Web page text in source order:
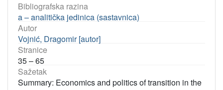
Bibliografska razina
a – analitička jedinica (sastavnica)
Autor
Vojnić, Dragomir [autor]
Stranice
35 – 65
Sažetak
Summary: Economics and politics of transition in the